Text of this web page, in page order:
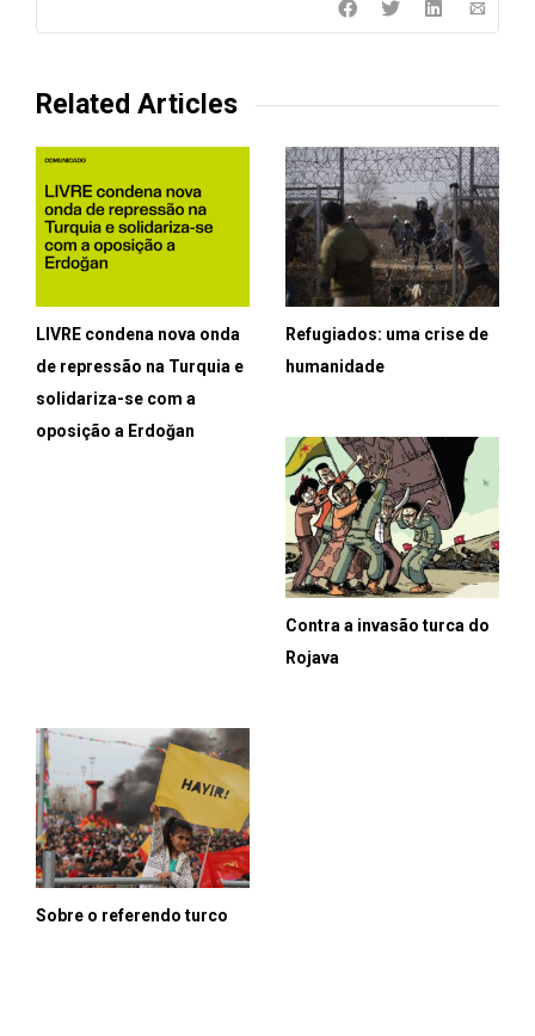
Related Articles
LIVRE condena nova onda
de repressão na Turquia e
solidariza-se com a
oposição a Erdoğan
Refugiados: uma crise de
humanidade
Contra a invasão turca do
Rojava
Sobre o referendo turco